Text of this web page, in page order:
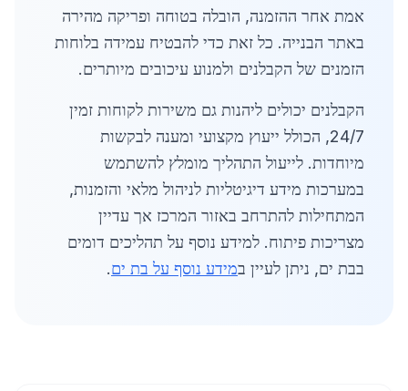
אמת אחר ההזמנה, הובלה בטוחה ופריקה מהירה
באתר הבנייה. כל זאת כדי להבטיח עמידה בלוחות
הזמנים של הקבלנים ולמנוע עיכובים מיותרים.
הקבלנים יכולים ליהנות גם משירות לקוחות זמין
24/7, הכולל ייעוץ מקצועי ומענה לבקשות
מיוחדות. לייעול התהליך מומלץ להשתמש
במערכות מידע דיגיטליות לניהול מלאי והזמנות,
המתחילות להתרחב באזור המרכז אך עדיין
מצריכות פיתוח. למידע נוסף על תהליכים דומים
בבת ים, ניתן לעיין במידע נוסף על בת ים.